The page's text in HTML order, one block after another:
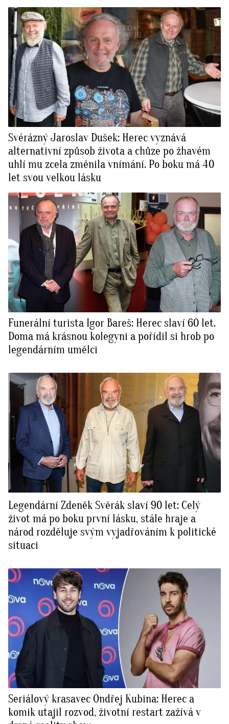
Svérázný Jaroslav Dušek: Herec vyznává
alternativní způsob života a chůze po žhavém
uhlí mu zcela změnila vnímání. Po boku má 40
let svou velkou lásku
Funerální turista Igor Bareš: Herec slaví 60 let.
Doma má krásnou kolegyni a pořídil si hrob po
legendárním umělci
Legendární Zdeněk Svěrák slaví 90 let: Celý
život má po boku první lásku, stále hraje a
národ rozděluje svým vyjadřováním k politické
situaci
Seriálový krasavec Ondřej Kubina: Herec a
komik utajil rozvod, životní restart zažívá v